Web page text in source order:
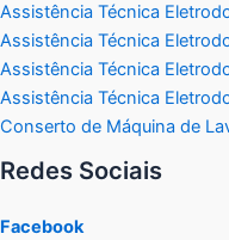
Assistência Técnica
Assistência Técnica
Assistência Técnica
Assistência Técnica
Conserto de Máquina de
Redes Sociais
Facebook